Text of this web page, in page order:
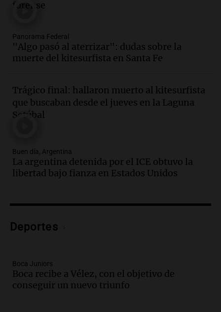
Panorama Federal
vandalismo destruye 433 luminarias
públicas en 14 meses y afecta la
seguridad
Episodios
Audio.Secuestran 28 bultos de
mercadería extranjera en control
fronterizo en Tucumán
Audio.Mujer de 92 años fallece
mientras esperaba cobrar su jubilación
en San Luis
abuso sexual: juicio programado para
Audio.Familiares de Lautaro Britos
convocan marcha por justicia tras su
forense
Panorama Federal
"Algo pasó al aterrizar": dudas sobre la
muerte del kitesurfista en Santa Fe
Trágico final: hallaron muerto al kitesurfista
que buscaban desde el jueves en la Laguna
Setúbal
Buen día, Argentina
La argentina detenida por el ICE obtuvo la
libertad bajo fianza en Estados Unidos
Deportes
Boca Juniors
Boca recibe a Vélez, con el objetivo de
conseguir un nuevo triunfo